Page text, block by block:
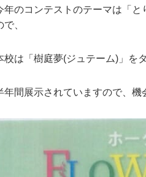
年のコンテストのテーマは「
で、
校は「樹庭夢(ジュテーム)」を
年間展示されていますので、機